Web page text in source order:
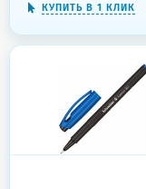
КУПИТЬ В 1 КЛИК